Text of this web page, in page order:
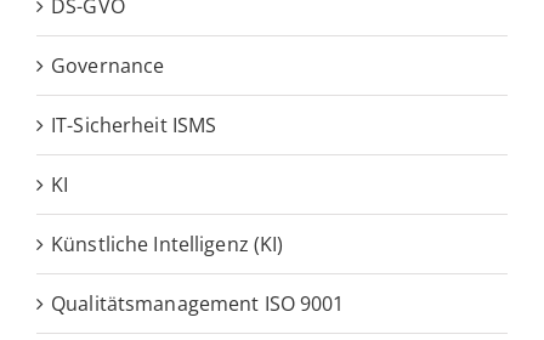
DS-GVO
Governance
IT-Sicherheit ISMS
KI
Künstliche Intelligenz (KI)
Qualitätsmanagement ISO 9001